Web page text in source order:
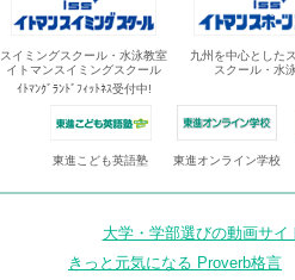
スイミングスクール・水泳教室
イトマンスイミングスクール
ｲﾄﾏﾝｸﾞﾗﾝﾄﾞﾌｨｯﾄﾈｽ受付中!
九州を中心とした
スクール・水
東進こども英語塾 東進オンライン学校
大学・学部選びの動画サイ
きっと元気になる Proverb格言